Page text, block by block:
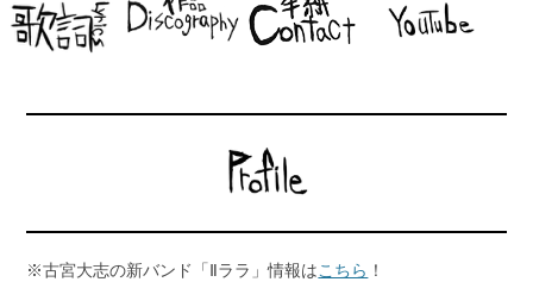
※古宮大志の新バンド「Ⅱララ」情報はこちら ！